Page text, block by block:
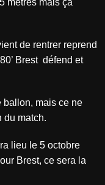
mètres mais ça
de rentrer reprend
Brest défend et
ballon, mais ce ne
du match.
lieu le 5 octobre
Brest, ce sera la